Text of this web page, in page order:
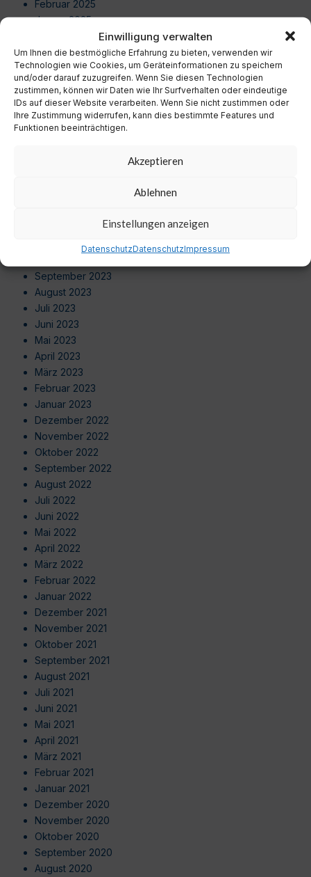
Einwilligung verwalten
Um Ihnen die bestmögliche Erfahrung zu bieten, verwenden wir
Technologien wie Cookies, um Geräteinformationen zu speichern
und/oder darauf zuzugreifen. Wenn Sie diesen Technologien
zustimmen, können wir Daten wie Ihr Surfverhalten oder eindeutige
IDs auf dieser Website verarbeiten. Wenn Sie nicht zustimmen oder
Ihre Zustimmung widerrufen, kann dies bestimmte Features und
Funktionen beeinträchtigen.
Akzeptieren
Ablehnen
Einstellungen anzeigen
DatenschutzDatenschutzImpressum
Februar 2025
Januar 2025
Dezember 2024
November 2024
Oktober 2024
September 2024
August 2024
Juli 2024
Juni 2024
Dezember 2023
November 2023
September 2023
August 2023
Juli 2023
Juni 2023
Mai 2023
April 2023
März 2023
Februar 2023
Januar 2023
Dezember 2022
November 2022
Oktober 2022
September 2022
August 2022
Juli 2022
Juni 2022
Mai 2022
April 2022
März 2022
Februar 2022
Januar 2022
Dezember 2021
November 2021
Oktober 2021
September 2021
August 2021
Juli 2021
Juni 2021
Mai 2021
April 2021
März 2021
Februar 2021
Januar 2021
Dezember 2020
November 2020
Oktober 2020
September 2020
August 2020